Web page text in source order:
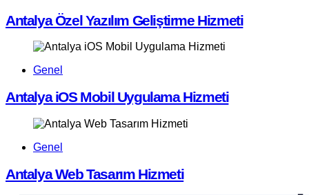
Antalya Özel Yazılım Geliştirme Hizmeti
Genel
Antalya iOS Mobil Uygulama Hizmeti
Genel
Antalya Web Tasarım Hizmeti